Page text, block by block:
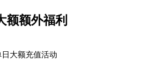
额额外福利
日大额充值活动